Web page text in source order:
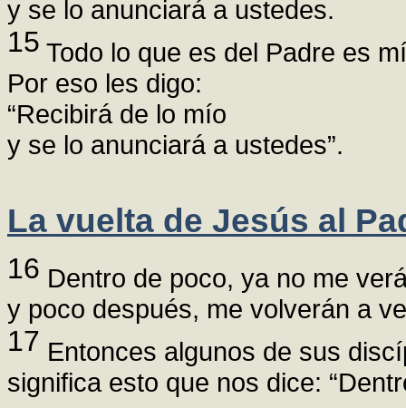
y se lo anunciará a ustedes.
15 Todo lo que es del Padre es
Por eso les digo:
“Recibirá de lo mío
y se lo anunciará a ustedes”.
La vuelta de Jesús al
16 Dentro de poco, ya no me
y poco después, me volverán a
17 Entonces algunos de sus
significa esto que nos dice: